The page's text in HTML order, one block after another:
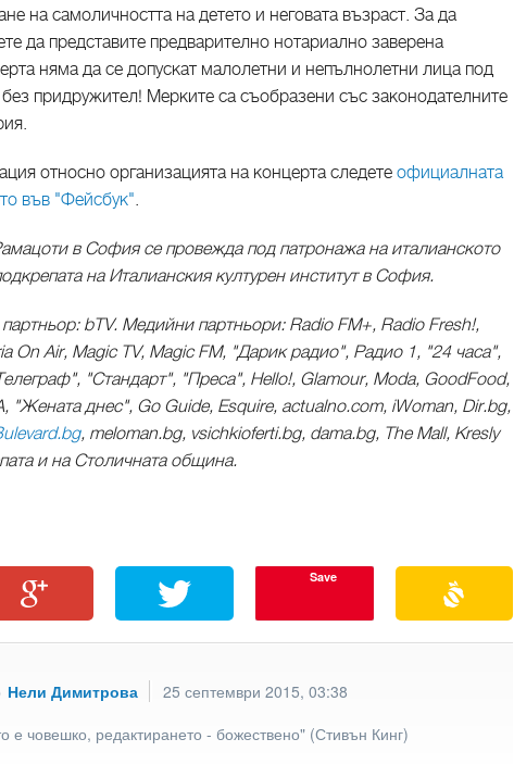
на самоличността на детето и неговата възраст. За да
да представите предварително нотариално заверена
няма да се допускат малолетни и непълнолетни лица под
придружител! Мерките са съобразени със законодателните
относно организацията на концерта следете официалната
във "Фейсбук".
в София се провежда под патронажа на италианското
на Италианския културен институт в София.
bTV. Медийни партньори: Radio FM+, Radio Fresh!,
On Air, Magic TV, Magic FM, "Дарик радио", Радио 1, "24 часа",
"Стандарт", "Преса", Hello!, Glamour, Moda, GoodFood,
"Жената днес", Go Guide, Esquire, actualno.com, iWoman, Dir.bg,
, meloman.bg, vsichkioferti.bg, dama.bg, The Mall, Kresly
и на Столичната община.
Save
Нели Димитрова
25 септември 2015, 03:38
е човешко, редактирането - божествено" (Стивън Кинг)